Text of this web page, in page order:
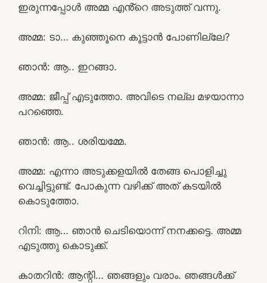
ഇരുന്നപ്പോൾ അമ്മ എൻ്റെ അടുത്ത് വന്നു.
അമ്മ: ടാ… കുഞ്ഞൂനെ കൂട്ടാൻ പോണില്ലേ?
ഞാൻ: ആ.. ഇറങ്ങാ.
അമ്മ: ജീപ്പ് എടുത്തോ. അവിടെ നല്ല മഴയാന്നാ
പറഞ്ഞെ.
ഞാൻ: ആ.. ശരിയമ്മേ.
അമ്മ: എന്നാ അടുക്കളയിൽ തേങ്ങ പൊളിച്ചു
വെച്ചിട്ടുണ്ട്. പോകുന്ന വഴിക്ക് അത് കടയിൽ
കൊടുത്തോ.
റിനി: ആ… ഞാൻ ചെടിയൊന്ന് നനക്കട്ടെ. അമ്മ
എടുത്തു കൊടുക്ക്.
കാതറിൻ: ആന്റി… ഞങ്ങളും വരാം. ഞങ്ങൾക്ക്